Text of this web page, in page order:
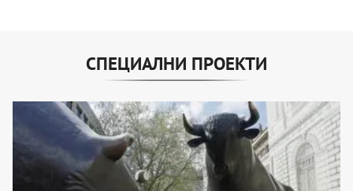
СПЕЦИАЛНИ ПРОЕКТИ